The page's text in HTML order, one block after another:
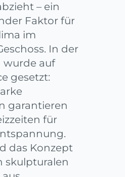
– ein
Faktor für
im
In der
wurde auf
gesetzt:
garantieren
für
das Konzept
skulpturalen